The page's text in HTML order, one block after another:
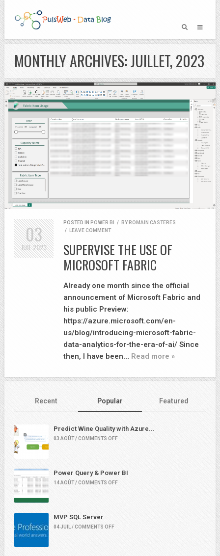
MONTHLY ARCHIVES: JUILLET, 2023
POSTED IN POWER BI / BY ROMAIN CASTERES
/
LEAVE COMMENT
SUPERVISE THE USE OF
MICROSOFT FABRIC
Already one month since the official
announcement of Microsoft Fabric and
his public Preview:
https://azure.microsoft.com/en-
us/blog/introducing-microsoft-fabric-
data-analytics-for-the-era-of-ai/ Since
then, I have been… Read more »
03
JUIL2023
Recent Popular Featured
Predict Wine Quality with Azure...
03 AOÛT / COMMENTS OFF
Power Query & Power BI
14 AOÛT / COMMENTS OFF
MVP SQL Server
04 JUIL / COMMENTS OFF